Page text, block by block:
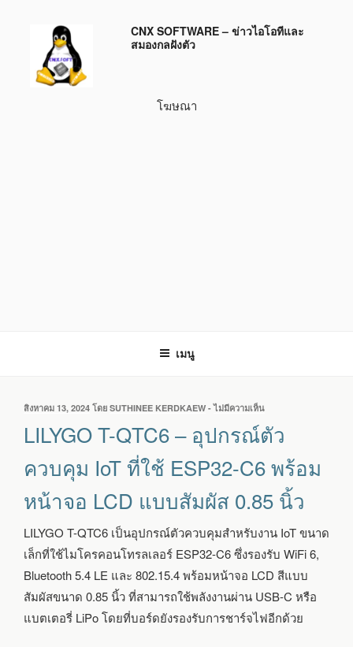
บทความ
CNX SOFTWARE – ข่าวไอโอทีและ
สมองกลฝังตัว
โฆษณา
เมนู
เขียน
สิงหาคม 13, 2024 โดย SUTHINEE KERDKAEW -ไม่มีความเห็น
T-
–
ตัว
ควบคุม
IOT
ใช้
ESP32-
พร้อม
หน้า
LILYGO T-QTC6 – อุปกรณ์ตัว
ควบคุม IoT ที่ใช้ ESP32-C6 พร้อม
หน้าจอ LCD แบบสัมผัส 0.85 นิ้ว
LILYGO T-QTC6 เป็นอุปกรณ์ตัวควบคุมสำหรับงาน IoT ขนาด
เล็กที่ใช้ไมโครคอนโทรลเลอร์ ESP32-C6 ซึ่งรองรับ WiFi 6,
Bluetooth 5.4 LE และ 802.15.4 พร้อมหน้าจอ LCD สีแบบ
สัมผัสขนาด 0.85 นิ้ว ที่สามารถใช้พลังงานผ่าน USB-C หรือ
แบตเตอรี่ LiPo โดยที่บอร์ดยังรองรับการชาร์จไฟอีกด้วย